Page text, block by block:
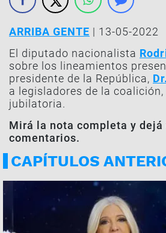
ARRIBA GENTE | 13-05-2022
El diputado nacionalista
sobre los lineamientos
presidente de la República,
a legisladores de la
jubilatoria.
Mirá la nota completa y
comentarios.
CAPÍTULOS